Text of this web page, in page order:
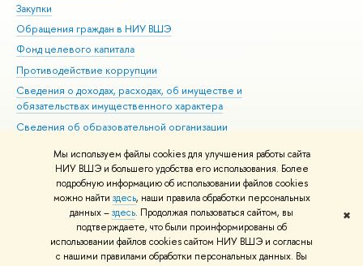
Мы используем файлы cookies для улучшения работы сайта
НИУ ВШЭ и большего удобства его использования. Более
подробную информацию об использовании файлов cookies
можно найти здесь, наши правила обработки персональных
данных –здесь. Продолжая пользоваться сайтом, вы
подтверждаете, что были проинформированы об
использовании файлов cookies сайтом НИУ ВШЭ и согласны
с нашими правилами обработки персональных данных. Вы
✖
Закупки
Обращения граждан в НИУ ВШЭ
Фонд целевого капитала
Противодействие коррупции
Сведения о доходах, расходах, об имуществе и
обязательствах имущественного характера
Сведения об образовательной организации
Людям с ограниченными возможностями здоровья
Единая платежная страница
Работа в Вышке
© НИУ ВШЭ 1993–2026 Адреса и контакты Условия использования
материалов Политика конфиденциальности Карта сайта